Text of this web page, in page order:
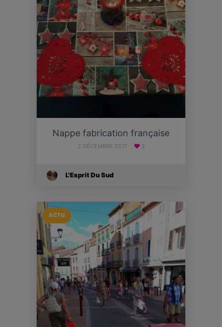
Nappe fabrication française
2 DÉCEMBRE 2017 3
L'Esprit Du Sud
ACTU